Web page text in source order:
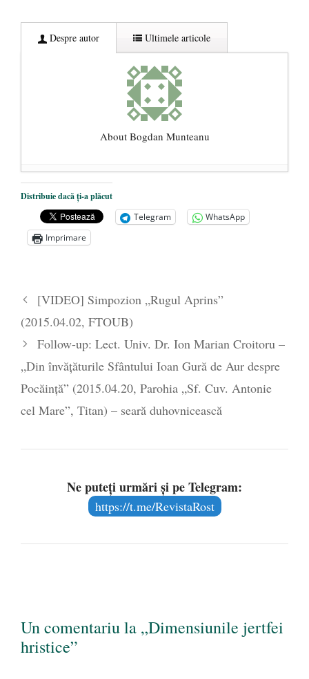
Despre autor Ultimele articole
About Bogdan Munteanu
Paralele: ateul şi rugăciunea
octombrie 2020
Semne ale vremurilor sau actualitatea
dialogurilor lui Soloviov
COVID-19 – analiză şi explicaţii
2020
Distribuie dacă ți-a plăcut
Telegram
WhatsApp
Imprimare
[VIDEO] Simpozion „Rugul Aprins”
(2015.04.02, FTOUB)
Follow-up: Lect. Univ. Dr. Ion Marian Croitoru –
„Din învăţăturile Sfântului Ioan Gură de Aur despre
Pocăință” (2015.04.20, Parohia „Sf. Cuv. Antonie
cel Mare”, Titan) – seară duhovnicească
Ne puteți urmări și pe Telegram:
https://t.me/RevistaRost
Un comentariu la „Dimensiunile jertfei
hristice”